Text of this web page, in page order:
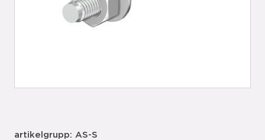
artikelgrupp: AS-S